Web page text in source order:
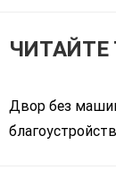
Двор без